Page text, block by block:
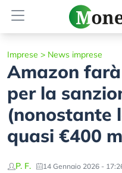
Imprese > News imprese
Amazon
per la
(nonostante
quasi €400
P. F. 14 Gennaio 2026 -